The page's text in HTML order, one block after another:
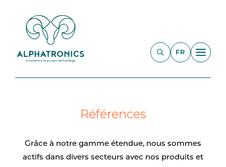
FR
Références
Grâce à notre gamme étendue, nous sommes
actifs dans divers secteurs avec nos produits et